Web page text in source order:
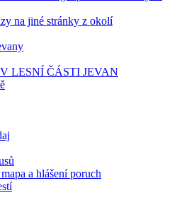
na jiné stránky z okolí
LESNÍ ČÁSTI JEVAN
a hlášení poruch